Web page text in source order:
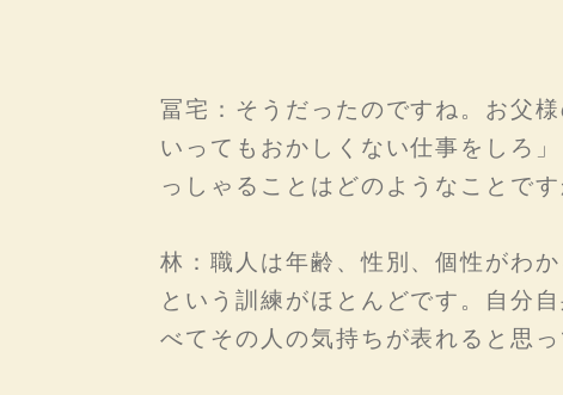
冨宅：そうだったのですね。お父
いってもおかしくない仕事をしろ
っしゃることはどのようなことです
林：職人は年齢、性別、個性がわ
という訓練がほとんどです。自分
べてその人の気持ちが表れると思